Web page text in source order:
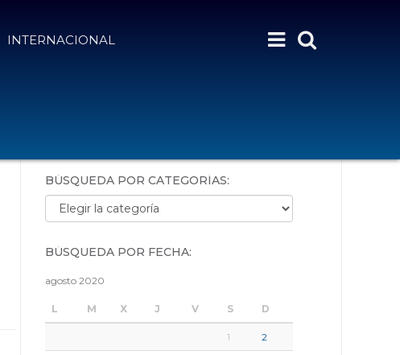
INTERNACIONAL
BÚSQUEDA POR CATEGORÍAS:
Búsqueda por categorías:
BÚSQUEDA POR FECHA:
agosto 2020
L M X J V S D
1 2